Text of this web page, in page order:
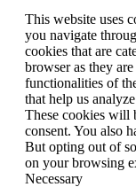
This website uses
you navigate
cookies that are
browser as they
functionalities of
that help us
These cookies will
consent. You also
But opting out of
on your browsing
Necessary